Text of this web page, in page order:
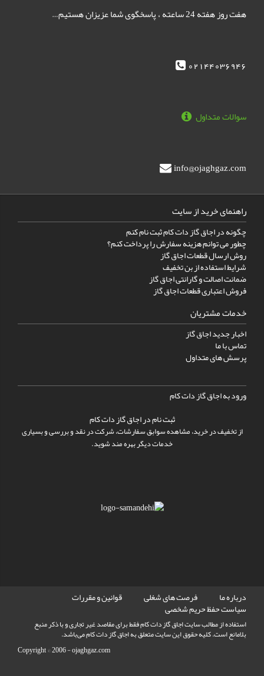
هفت روز هفته 24 ساعته ، پاسخگوی شما عزیزان هستیم…
02144036946
سوالات متداول
info@ojaghgaz.com
راهنمای خرید از سایت
چگونه در اجاق گاز دات کام ثبت نام کنم
چطور می توانم هزینه سفارش را پرداخت کنم؟
روش ارسال قطعات اجاق گاز
شرایط استفاده از بن تخفیف
ضمانت اصالت و گارانتی اجاق گاز
فروش اعتباری قطعات اجاق گاز
خدمات مشتریان
اخبار جدید اجاق گاز
تماس با ما
پرسش های متداول
ورود به اجاق گاز دات کام
ثبت نام در اجاق گاز دات کام
از تخفیف در خرید، مشاهده سوابق سفارشات، شرکت در نقد و بررسی و بسیاری
خدمات دیگر بهره مند شوید.
درباره ما فرصت های شغلی قوانین و مقررات
سیاست حفظ حریم شخصی
استفاده از مطالب سايت اجاق گاز دات کام فقط برای مقاصد غیر تجاری و با ذکر منبع
بلامانع است. کليه حقوق اين سايت متعلق به اجاق گاز دات کام می‌باشد.
Copyright © 2006 -ojaghgaz.com